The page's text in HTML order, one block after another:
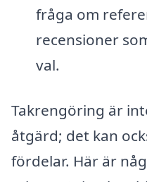
fråga om
recensioner
val.
Takrengöring är
åtgärd; det kan
fördelar. Här är